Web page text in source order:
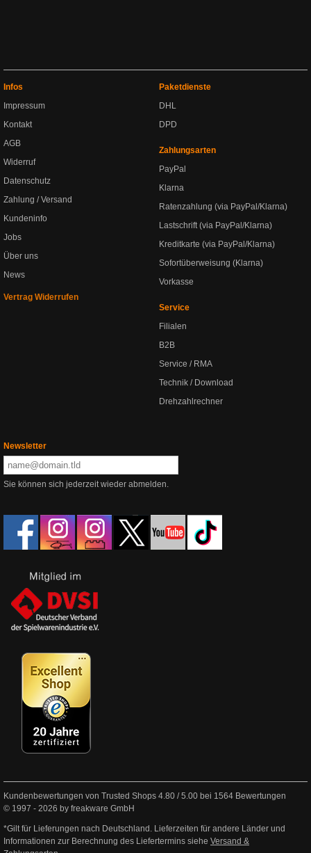
Infos
Impressum
Kontakt
AGB
Widerruf
Datenschutz
Zahlung / Versand
Kundeninfo
Jobs
Über uns
News
Vertrag Widerrufen
Paketdienste
DHL
DPD
Zahlungsarten
PayPal
Klarna
Ratenzahlung (via PayPal/Klarna)
Lastschrift (via PayPal/Klarna)
Kreditkarte (via PayPal/Klarna)
Sofortüberweisung (Klarna)
Vorkasse
Service
Filialen
B2B
Service / RMA
Technik / Download
Drehzahlrechner
Newsletter
Sie können sich jederzeit wieder abmelden.
Kundenbewertungen von Trusted Shops 4.80 /5.00 bei 1564 Bewertungen
© 1997 - 2026 by freakware GmbH
*Gilt für Lieferungen nach Deutschland. Lieferzeiten für andere Länder und
Informationen zur Berechnung des Liefertermins siehe Versand &